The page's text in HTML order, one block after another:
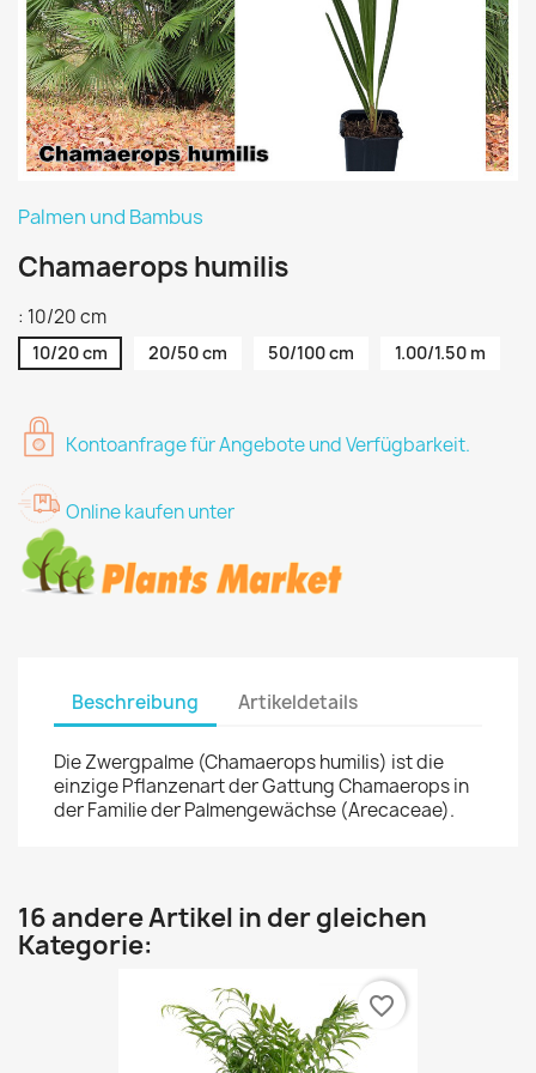
Palmen und Bambus
Chamaerops humilis
: 10/20 cm
10/20 cm 20/50 cm 50/100 cm 1.00/1.50 m
Kontoanfrage für Angebote und Verfügbarkeit.
Online kaufen unter
Beschreibung Artikeldetails
Die Zwergpalme (Chamaerops humilis) ist die
einzige Pflanzenart der Gattung Chamaerops in
der Familie der Palmengewächse (Arecaceae).
16 andere Artikel in der gleichen
Kategorie:
favorite_border